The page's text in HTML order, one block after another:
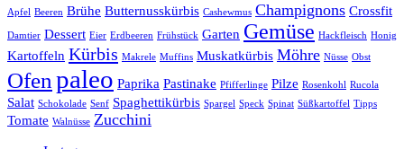
Apfel Beeren Brühe Butternusskürbis Cashewmus Champignons Crossfit
Damtier Dessert Eier Erdbeeren Frühstück Garten Gemüse Hackfleisch Honig
Kartoffeln Kürbis Makrele Muffins Muskatkürbis Möhre Nüsse Obst
Ofen paleo Paprika Pastinake Pfifferlinge Pilze Rosenkohl Rucola
Salat Schokolade Senf Spaghettikürbis Spargel Speck Spinat Süßkartoffel Tipps
Tomate Walnüsse Zucchini